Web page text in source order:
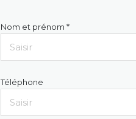
Nom et prénom *
Téléphone